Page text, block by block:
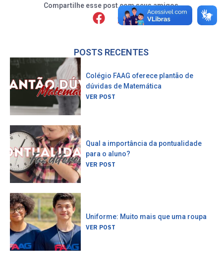
Compartilhe esse post com seus amigos
POSTS RECENTES
Colégio FAAG oferece plantão de
dúvidas de Matemática
VER POST
Qual a importância da pontualidade
para o aluno?
VER POST
Uniforme: Muito mais que uma roupa
VER POST